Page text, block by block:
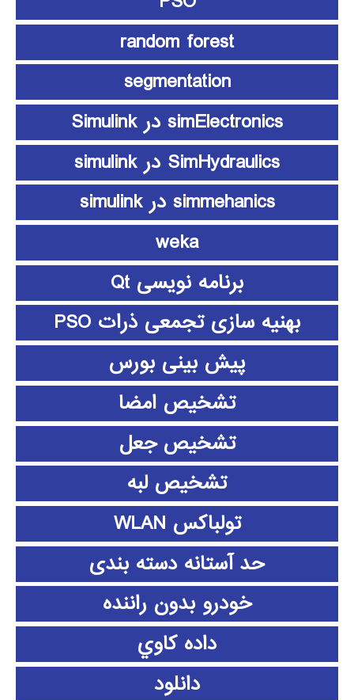
random forest
segmentation
simElectronics در Simulink
SimHydraulics در simulink
simmehanics در simulink
weka
برنامه نویسی Qt
بهنیه سازی تجمعی ذرات PSO
پیش بینی بورس
تشخیص امضا
تشخیص جعل
تشخیص لبه
تولباکس WLAN
حد آستانه دسته بندی
خودرو بدون راننده
داده كاوي
دانلود